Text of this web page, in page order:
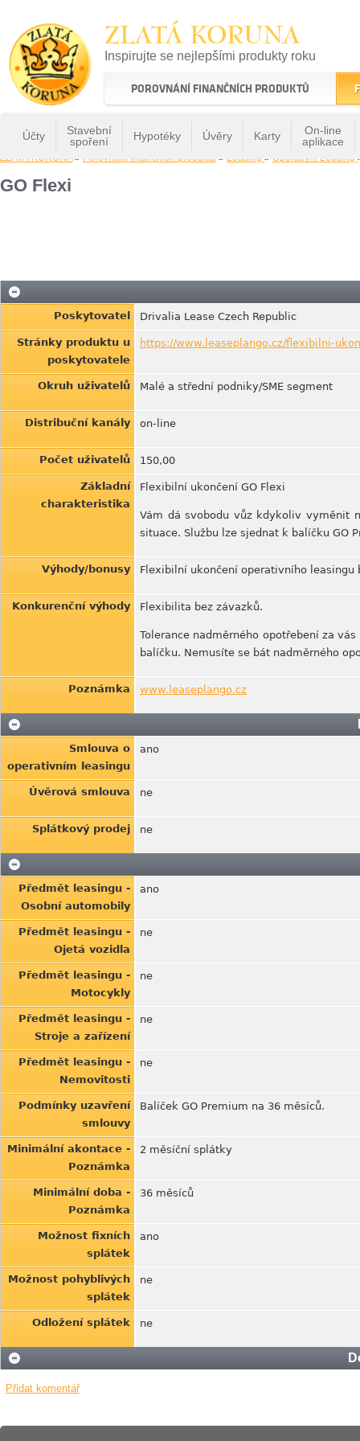
ZLATÁ KORUNA
Inspirujte se nejlepšími produkty roku
22 let tradice a kvality na finančním trhu
POROVNÁNÍ FINANČNÍCH PRODUKTŮ
Účty
Stavební
spoření
Hypotéky Úvěry Karty
On-line
aplikace
ZLATÁ KORUNA» Porovnání finančních produktů » Leasing » Operativni Leasing
GO Flexi
Poskytovatel Drivalia Lease Czech Republic
Stránky produktu u
poskytovatele
https://www.leaseplango.cz/flexibilni-
Okruh uživatelů Malé a střední podniky/SME segment
Distribuční kanály on-line
Počet uživatelů 150,00
Základní
charakteristika
Flexibilní ukončení GO Flexi
Vám dá svobodu vůz kdykoliv vyměnit
situace. Službu lze sjednat k balíčku GO
Výhody/bonusy Flexibilní ukončení operativního leasingu
Konkurenční výhody Flexibilita bez závazků.
Tolerance nadměrného opotřebení za
balíčku. Nemusíte se bát nadměrného
Poznámka www.leaseplango.cz
Smlouva o
operativním leasingu
ano
Úvěrová smlouva ne
Splátkový prodej ne
Předmět leasingu -
Osobní automobily
ano
Předmět leasingu -
Ojetá vozidla
ne
Předmět leasingu -
Motocykly
ne
Předmět leasingu -
Stroje a zařízení
ne
Předmět leasingu -
Nemovitosti
ne
Podmínky uzavření
smlouvy
Balíček GO Premium na 36 měsíců.
Minimální akontace -
Poznámka
2 měsíční splátky
Minimální doba -
Poznámka
36 měsíců
Možnost fixních
splátek
ano
Možnost pohyblivých
splátek
ne
Odložení splátek ne
Přidat komentář